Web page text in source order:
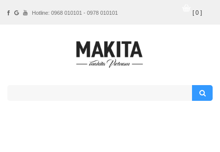
Hotline: 0968 010101 - 0978 010101 [ 0 ]